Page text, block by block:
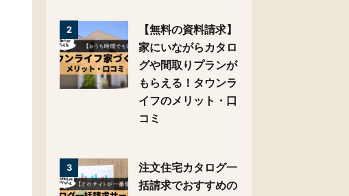
2
【無料の資料請求】
家にいながらカタロ
グや間取りプランが
もらえる！タウンラ
イフのメリット・口
コミ
3
注文住宅カタログ一
括請求でおすすめの